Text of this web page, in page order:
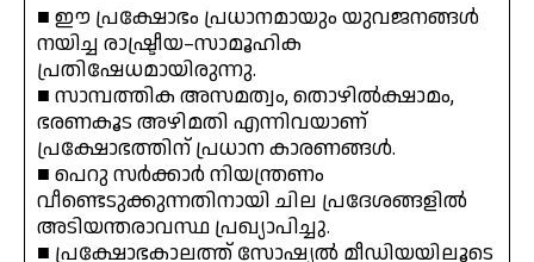
■ ഈ പ്രക്ഷോഭം പ്രധാനമായും യുവജനങ്ങൾ
നയിച്ച രാഷ്ട്രീയ–സാമൂഹിക
പ്രതിഷേധമായിരുന്നു.
■ സാമ്പത്തിക അസമത്വം, തൊഴിൽക്ഷാമം,
ഭരണകൂട അഴിമതി എന്നിവയാണ്
പ്രക്ഷോഭത്തിന് പ്രധാന കാരണങ്ങൾ.
■ പെറു സർക്കാർ നിയന്ത്രണം
വീണ്ടെടുക്കുന്നതിനായി ചില പ്രദേശങ്ങളിൽ
അടിയന്തരാവസ്ഥ പ്രഖ്യാപിച്ചു.
■ പ്രക്ഷോഭകാലത്ത് സോഷ്യൽ മീഡിയയിലൂടെ